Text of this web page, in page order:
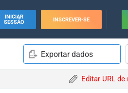
INICIAR
SESSÃO
INSCREVER-SE
Exportar dados
Editar URL